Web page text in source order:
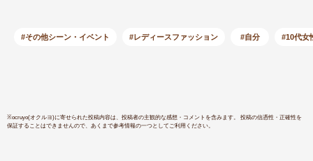
レディース ストレッ
お腹カバ
#その他シーン・イベント #レディースファッション #自分 #10代女
※ocruyo(オクルヨ)に寄せられた投稿内容は、投稿者の主観的な感想・コメントを含みます。 投稿の信憑性・正確性を
保証することはできませんので、あくまで参考情報の一つとしてご利用ください。